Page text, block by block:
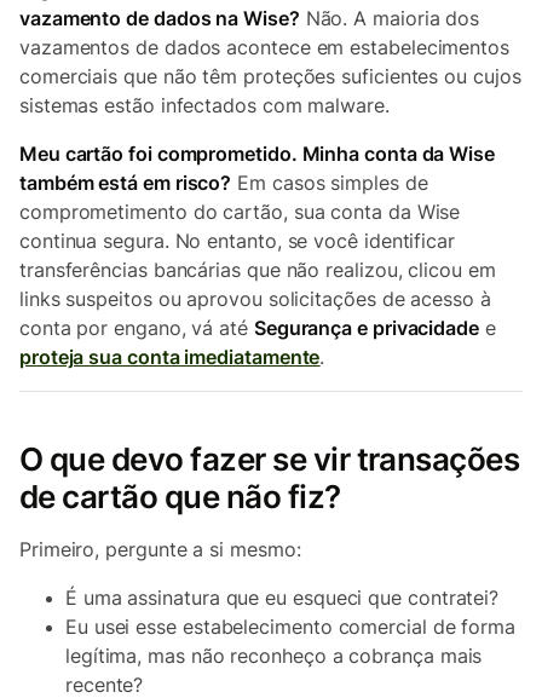
vazamento de dados na Wise? Não. A maioria dos
vazamentos de dados acontece em estabelecimentos
comerciais que não têm proteções suficientes ou cujos
sistemas estão infectados com malware.
Meu cartão foi comprometido. Minha conta da Wise
também está em risco? Em casos simples de
comprometimento do cartão, sua conta da Wise
continua segura. No entanto, se você identificar
transferências bancárias que não realizou, clicou em
links suspeitos ou aprovou solicitações de acesso à
conta por engano, vá até Segurança e privacidadee
proteja sua conta imediatamente.
O que devo fazer se vir transações
de cartão que não fiz?
Primeiro, pergunte a si mesmo:
É uma assinatura que eu esqueci que contratei?
Eu usei esse estabelecimento comercial de forma
legítima, mas não reconheço a cobrança mais
recente?